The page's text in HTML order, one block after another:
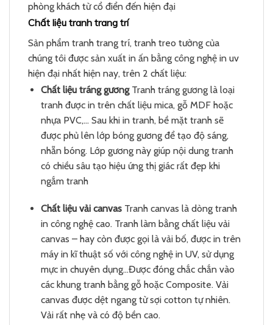
phòng khách từ cổ điển đến hiện đại
Chất liệu tranh trang trí
Sản phẩm tranh trang trí, tranh treo tường của
chúng tôi được sản xuất in ấn bằng công nghệ in uv
hiện đại nhất hiện nay, trên 2 chất liệu:
Chất liệu tráng gương Tranh tráng gương là loại
tranh được in trên chất liệu mica, gỗ MDF hoặc
nhựa PVC,… Sau khi in tranh, bề mặt tranh sẽ
được phủ lên lớp bóng gương để tạo độ sáng,
nhẵn bóng. Lớp gương này giúp nội dung tranh
có chiều sâu tạo hiệu ứng thị giác rất đẹp khi
ngắm tranh
Chất liệu vải canvas Tranh canvas là dòng tranh
in công nghệ cao. Tranh làm bằng chất liệu vải
canvas – hay còn được gọi là vải bố, được in trên
máy in kĩ thuật số với công nghệ in UV, sử dụng
mực in chuyên dụng…Được đóng chắc chắn vào
các khung tranh bằng gỗ hoặc Composite. Vải
canvas được dệt ngang từ sợi cotton tự nhiên.
Vải rất nhẹ và có độ bền cao.